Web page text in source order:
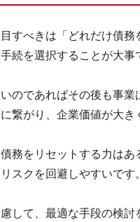
すべきは「どれだけ債
続を選択することが大事
のであればその後も事
繋がり、企業価値が大き
務をリセットする力は
スクを回避しやすいです。
して、最適な手段の検